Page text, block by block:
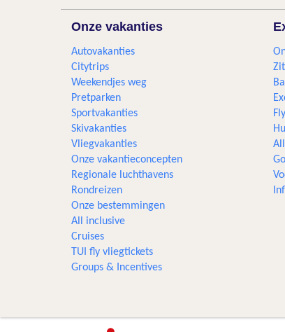
Onze vakanties
Autovakanties
Citytrips
Weekendjes weg
Pretparken
Sportvakanties
Skivakanties
Vliegvakanties
Onze vakantieconcepten
Regionale luchthavens
Rondreizen
Onze bestemmingen
All inclusive
Cruises
TUI fly vliegtickets
Groups & Incentives